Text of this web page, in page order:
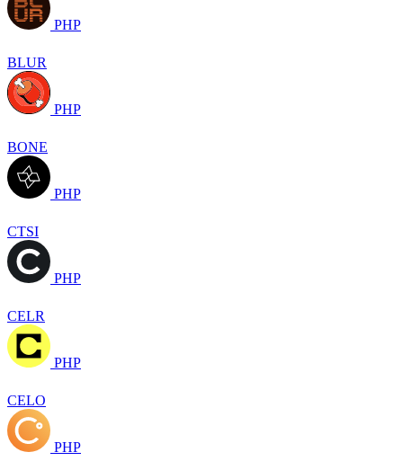
PHP
BLUR
PHP
BONE
PHP
CTSI
PHP
CELR
PHP
CELO
PHP